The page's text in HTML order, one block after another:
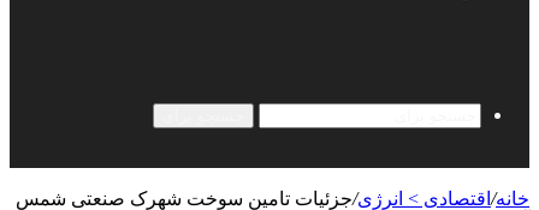
خانه/ اقتصادی > انرژی/جزئیات تامین سوخت شهرک صنعتی شمس